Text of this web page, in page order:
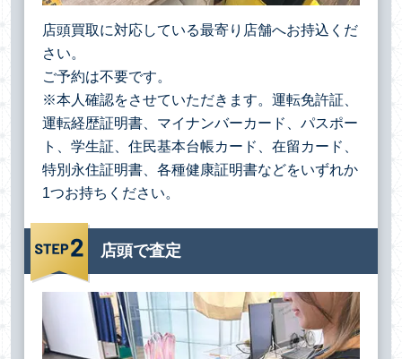
店頭買取に対応している最寄り店舗へお持込くだ
さい。
ご予約は不要です。
※本人確認をさせていただきます。運転免許証、
運転経歴証明書、マイナンバーカード、パスポー
ト、学生証、住民基本台帳カード、在留カード、
特別永住証明書、各種健康証明書などをいずれか
1つお持ちください。
店頭で査定